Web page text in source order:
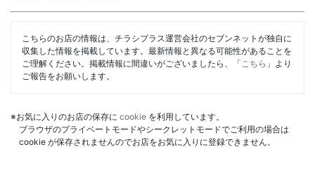
こちらのお店の情報は、チラシプラス運営会社のセブンネットが独自に
収集した情報を掲載しています。最新情報と異なる可能性があることを
ご理解ください。掲載情報に間違いがございましたら、「 こちら 」より
ご報告をお願いします。
※お気に入りのお店の保存に cookie を利用しています。
ブラウザのプライベートモードやシークレットモードでご利用の場合は
cookie が保存されませんのでお店をお気に入りに登録できません。